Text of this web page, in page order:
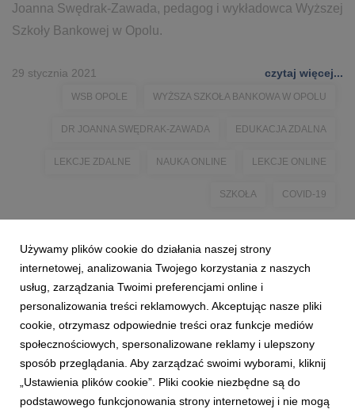
Joanna Swędrak-Zawada, pedagog i wykładowca Wyższej
Szkoły Bankowej w Opolu.
29 stycznia 2021 czytaj więcej...
WSB OPOLE WYŻSZA SZKOŁA BANKOWA W OPOLU
DR JOANNA SWĘDRAK-ZAWADA EDUKACJA ZDALNA
LEKCJE ZDALNE NAUKA ONLINE LEKCJE ONLINE
SZKOŁA COVID-19
Używamy plików cookie do działania naszej strony
internetowej, analizowania Twojego korzystania z naszych
usług, zarządzania Twoimi preferencjami online i
personalizowania treści reklamowych. Akceptując nasze pliki
cookie, otrzymasz odpowiednie treści oraz funkcje mediów
społecznościowych, spersonalizowane reklamy i ulepszony
sposób przeglądania. Aby zarządzać swoimi wyborami, kliknij
„Ustawienia plików cookie”. Pliki cookie niezbędne są do
podstawowego funkcjonowania strony internetowej i nie mogą